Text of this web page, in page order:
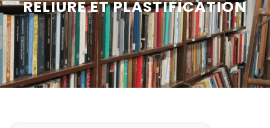
RELIURE ET PLASTIFICATION